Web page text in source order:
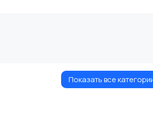
Показать все